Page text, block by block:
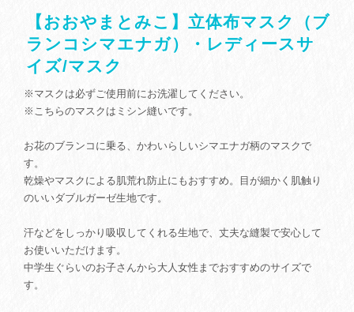
【おおやまとみこ】立体布マスク（ブ
ランコシマエナガ）・レディースサ
イズ/マスク
※マスクは必ずご使用前にお洗濯してください。
※こちらのマスクはミシン縫いです。
お花のブランコに乗る、かわいらしいシマエナガ柄のマスクで
す。
乾燥やマスクによる肌荒れ防止にもおすすめ。目が細かく肌触り
のいいダブルガーゼ生地です。
汗などをしっかり吸収してくれる生地で、丈夫な縫製で安心して
お使いいただけます。
中学生ぐらいのお子さんから大人女性までおすすめのサイズで
す。